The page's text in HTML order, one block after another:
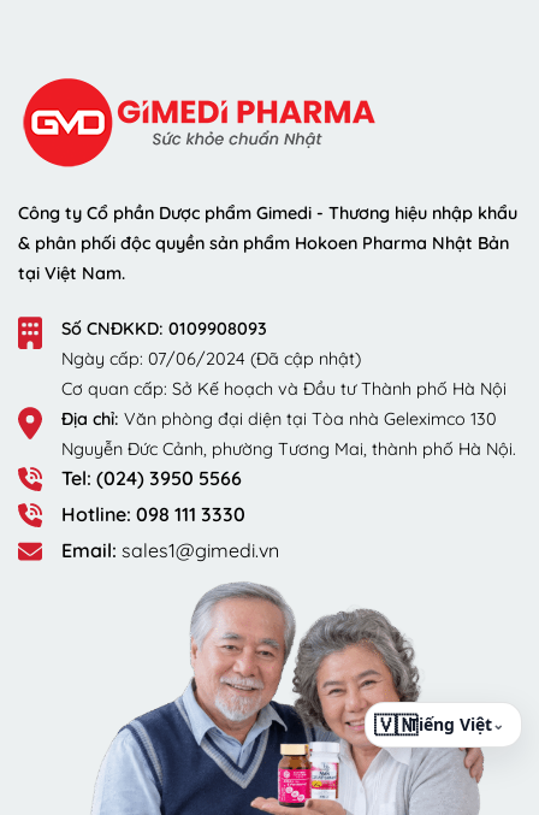
Công ty Cổ phần Dược phẩm Gimedi - Thương hiệu nhập khẩu
& phân phối độc quyền sản phẩm Hokoen Pharma Nhật Bản
tại Việt Nam.
Số CNĐKKD: 0109908093
Ngày cấp: 07/06/2024 (Đã cập nhật)
Cơ quan cấp: Sở Kế hoạch và Đầu tư Thành phố Hà Nội
Địa chỉ: Văn phòng đại diện tại Tòa nhà Geleximco 130
Nguyễn Đức Cảnh, phường Tương Mai, thành phố Hà Nội.
Tel: (024) 3950 5566
Hotline: 098 111 3330
Email: sales1@gimedi.vn
⌄